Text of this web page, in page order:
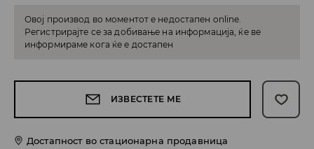
Овој производ во моментот е недостапен online.
Регистрирајте се за добивање на информација, ќе ве
информираме кога ќе е достапен
ИЗВЕСТЕТЕ МЕ
Достапност во стационарна продавница